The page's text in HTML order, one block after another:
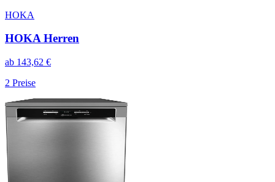
HOKA
HOKA Herren
ab 143,62 €
2 Preise